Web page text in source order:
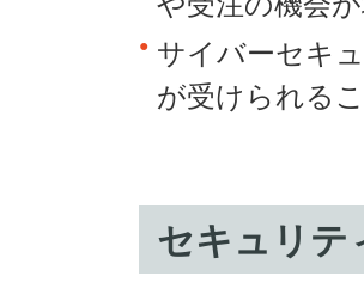
サイバーセキ
が受けられる
セキュリテ